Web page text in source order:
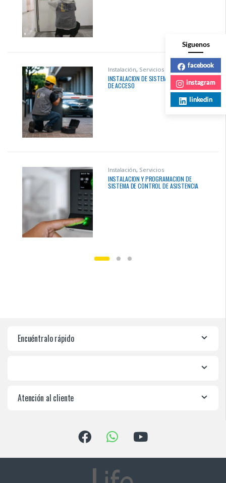
Instalación, Servicios
INSTALACION DE SISTEMA DE CONTROL
DE ACCESO
Instalación, Servicios
INSTALACION Y PROGRAMACION DE
SISTEMA DE CONTROL DE ASISTENCIA
Encuéntralo rápido
Atención al cliente
Siguenos
facebook
instagram
linkedin